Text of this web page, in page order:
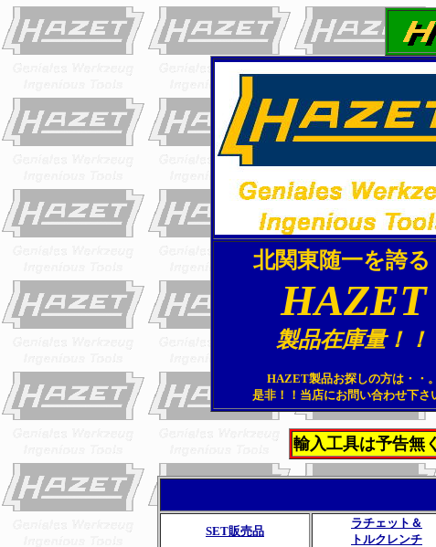
北関東随一を誇る
HAZET
製品在庫量！！
HAZET製品お探しの方は・・。
是非！！当店にお問い合わせ下さ
輸入工具は予告無
SET販売品
ラチェット＆
トルクレンチ